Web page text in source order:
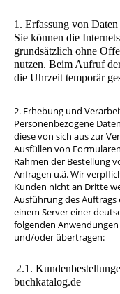
1. Erfassung von Daten
Sie können die
grundsätzlich ohne
nutzen. Beim Aufruf
die Uhrzeit temporär
2. Erhebung und
Personenbezogene
diese von sich aus zur
Ausfüllen von
Rahmen der Bestellung
Anfragen u.ä. Wir
Kunden nicht an Dritte
Ausführung des
einem Server einer
folgenden
und/oder übertragen:
2.1.
buchkatalog.de